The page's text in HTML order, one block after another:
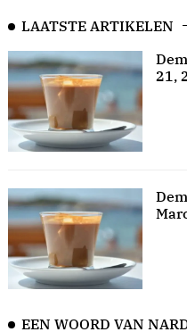
LAATSTE ARTIKELEN
21,
EEN WOORD VAN